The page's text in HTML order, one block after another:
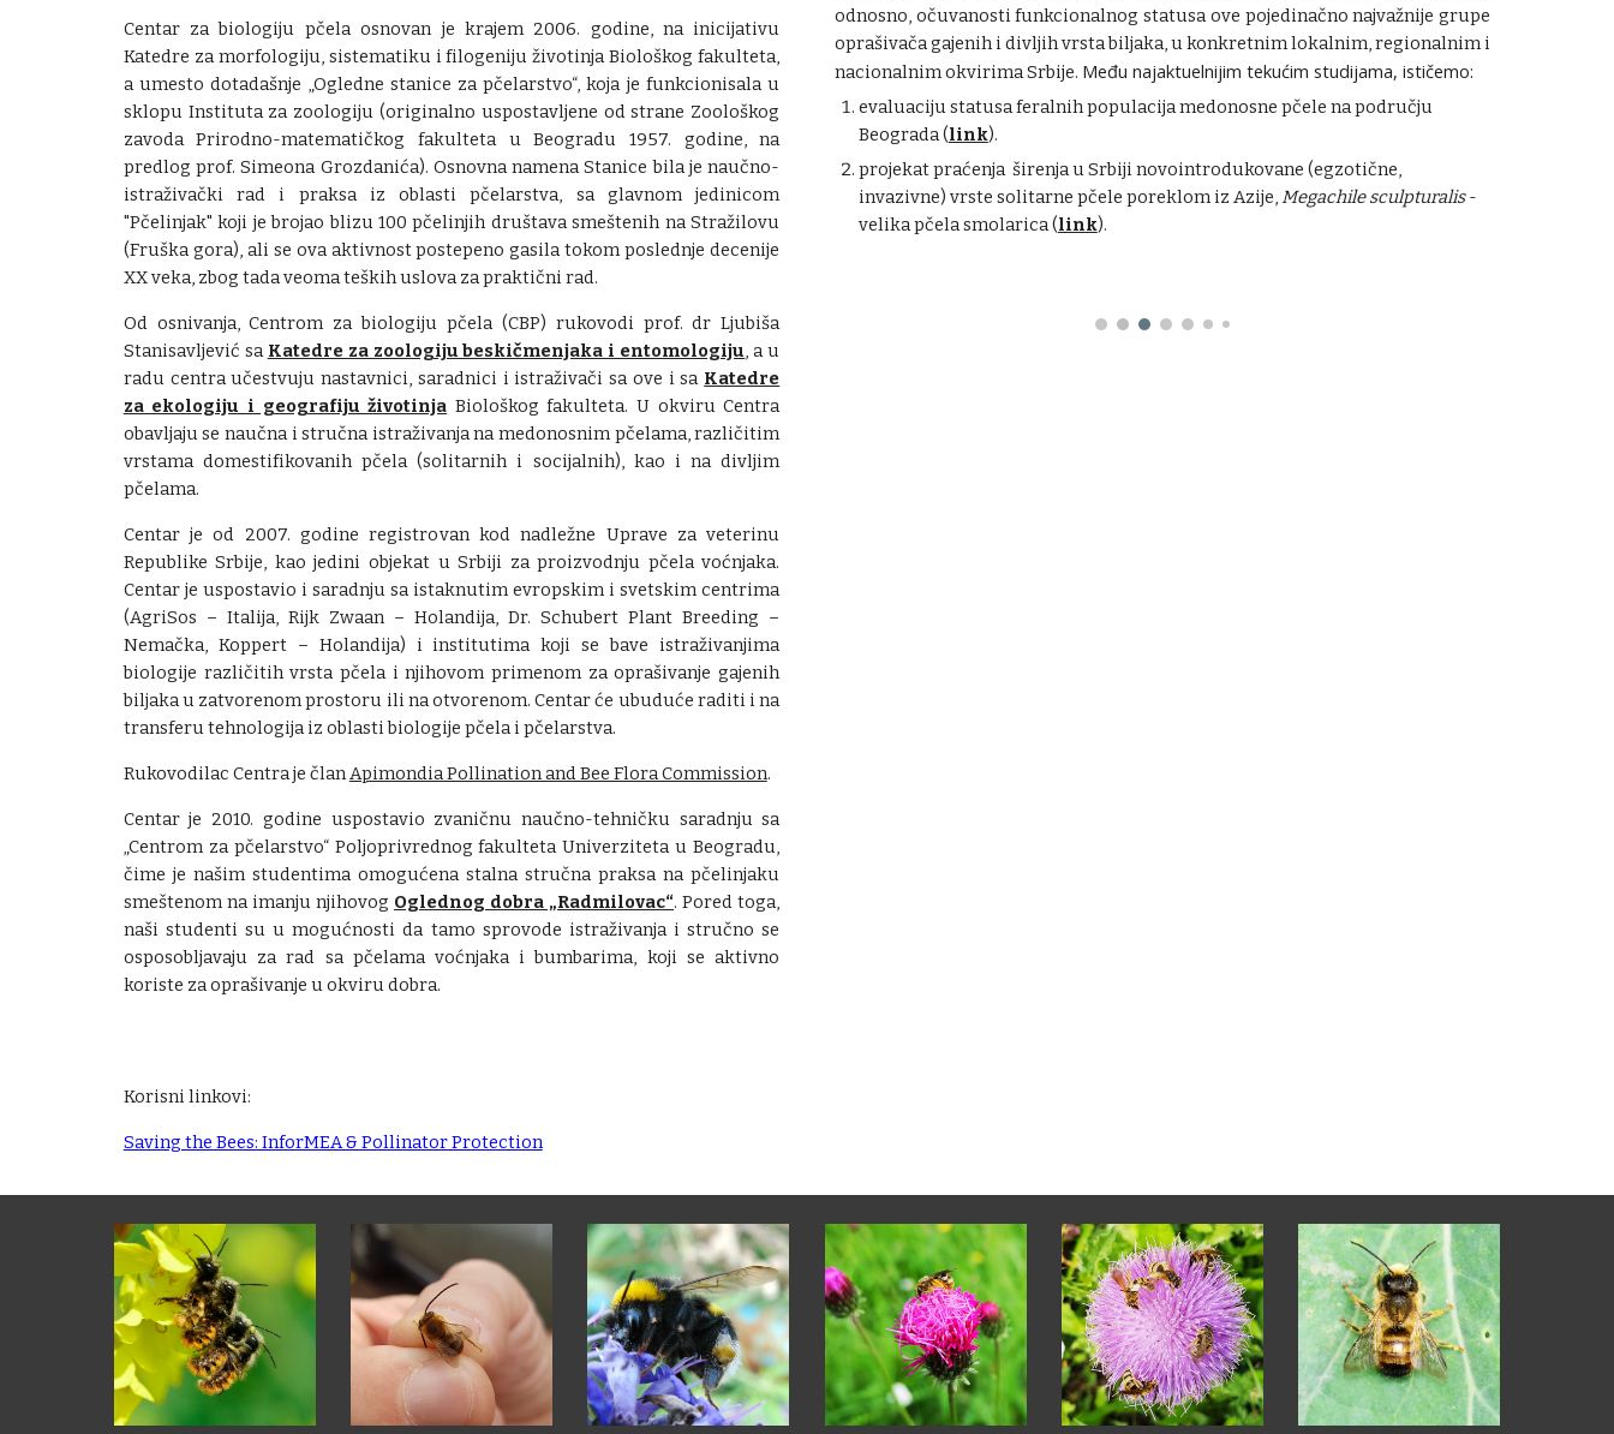
Centar za biologiju pčela osnovan je krajem 2006. godine, na inicijativu
Katedre za morfologiju, sistematiku i filogeniju životinja Biološkog fakulteta,
a umesto dotadašnje „Ogledne stanice za pčelarstvo“, koja je funkcionisala u
sklopu Instituta za zoologiju (originalno uspostavljene od strane Zoološkog
zavoda Prirodno-matematičkog fakulteta u Beogradu 1957. godine, na
predlog prof. Simeona Grozdanića). Osnovna namena Stanice bila je naučno-
istraživački rad i praksa iz oblasti pčelarstva, sa glavnom jedinicom
"Pčelinjak" koji je brojao blizu 100 pčelinjih društava smeštenih na Stražilovu
(Fruška gora), ali se ova aktivnost postepeno gasila tokom poslednje decenije
XX veka, zbog tada veoma teških uslova za praktični rad.
Od osnivanja, Centrom za biologiju pčela (CBP) rukovodi prof. dr Ljubiša
Stanisavljević sa Katedre za zoologiju beskičmenjaka i entomologiju, a u
radu centra učestvuju nastavnici, saradnici i istraživači sa ove i sa Katedre
za ekologiju i geografiju životinja Biološkog fakulteta. U okviru Centra
obavljaju se naučna i stručna istraživanja na medonosnim pčelama, različitim
vrstama domestifikovanih pčela (solitarnih i socijalnih), kao i na divljim
pčelama.
Centar je od 2007. godine registrovan kod nadležne Uprave za veterinu
Republike Srbije, kao jedini objekat u Srbiji za proizvodnju pčela voćnjaka.
Centar je uspostavio i saradnju sa istaknutim evropskim i svetskim centrima
(AgriSos – Italija, Rijk Zwaan – Holandija, Dr. Schubert Plant Breeding –
Nemačka, Koppert – Holandija) i institutima koji se bave istraživanjima
biologije različitih vrsta pčela i njihovom primenom za oprašivanje gajenih
biljaka u zatvorenom prostoru ili na otvorenom. Centar će ubuduće raditi i na
transferu tehnologija iz oblasti biologije pčela i pčelarstva.
Rukovodilac Centra je članApimondia Pollination and Bee Flora Commission.
Centar je 2010. godine uspostavio zvaničnu naučno-tehničku saradnju sa
„Centrom za pčelarstvo“ Poljoprivrednog fakulteta Univerziteta u Beogradu,
čime je našim studentima omogućena stalnastručna praksa na pčelinjaku
smeštenom na imanju njihovog Oglednog dobra „Radmilovac“. Pored toga,
naši studenti su u mogućnosti da tamo sprovode istraživanja i stručno se
osposobljavaju za rad sa pčelama voćnjaka i bumbarima, koji se aktivno
koriste za oprašivanje u okviru dobra.
odnosno, očuvanosti funkcionalnog statusa ove pojedinačno najvažnije grupe
oprašivača gajenih i divljih vrsta biljaka, u konkretnim lokalnim, regionalnim i
nacionalnim okvirima Srbije. Među najaktuelnijim tekućim studijama, ističemo:
evaluaciju statusa feralnih populacija medonosne pčele na području
Beograda (link).
projekat praćenja širenja u Srbiji novointrodukovane (egzotične,
invazivne) vrste solitarne pčele poreklom iz Azije,Megachile sculpturalis-
velika pčela smolarica (link).
Korisni linkovi:
Saving the Bees: InforMEA & Pollinator Protection